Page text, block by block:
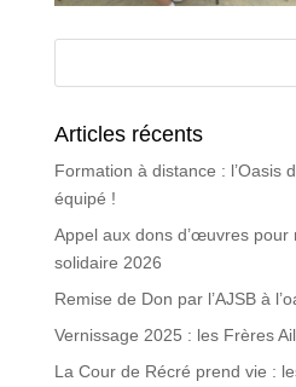
Articles récents
Formation à distance : l’Oasis
équipé !
Appel aux dons d’œuvres pour
solidaire 2026
Remise de Don par l’AJSB à
Vernissage 2025 : les Frères
La Cour de Récré prend vie :